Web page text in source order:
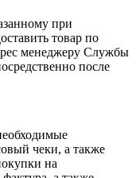
при
товар по
менеджеру Службы
после
чеки, а также
на